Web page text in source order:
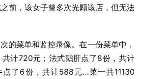
前，该女子曾多次光顾该店，但无法
的菜单和监控录像。在一份菜单中，
计720元；法式鹅肝点了8份，共计
了6份，共计588元…菜一共11130